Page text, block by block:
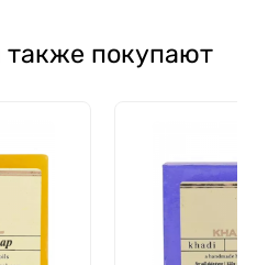
также покупают